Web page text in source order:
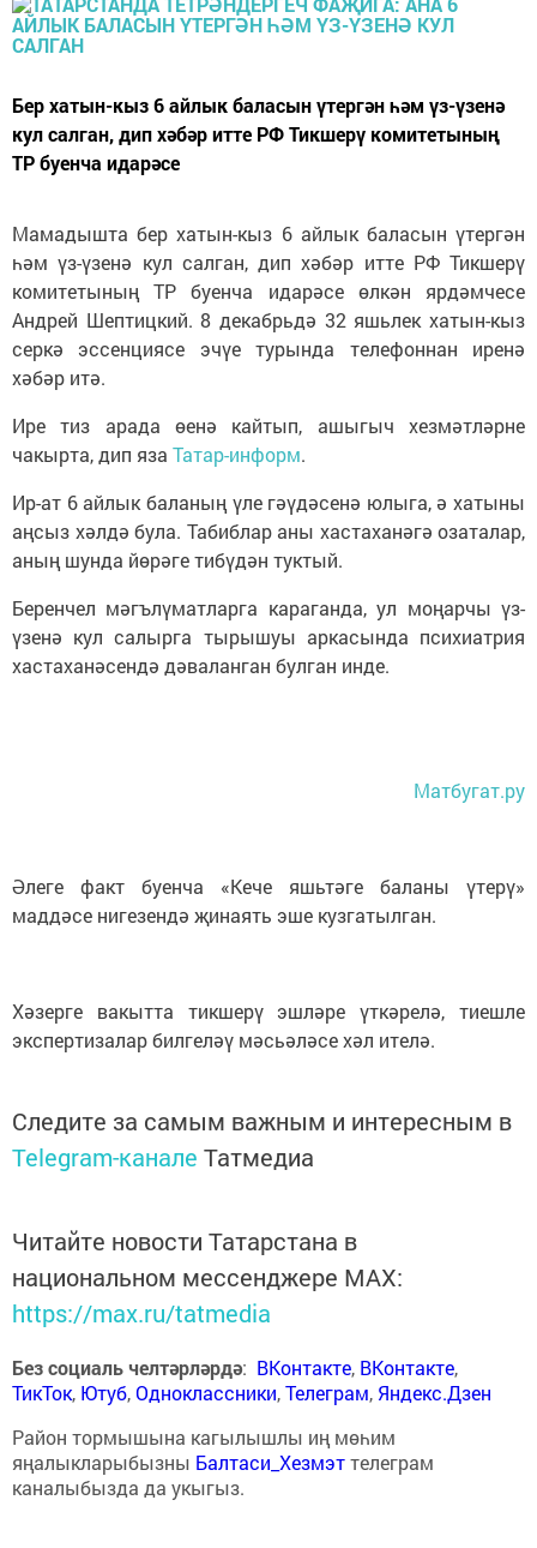
Бер хатын-кыз 6 айлык баласын үтергән һәм үз-үзенә
кул салган, дип хәбәр итте РФ Тикшерү комитетының
ТР буенча идарәсе
Мамадышта бер хатын-кыз 6 айлык баласын үтергән
һәм үз-үзенә кул салган, дип хәбәр итте РФ Тикшерү
комитетының ТР буенча идарәсе өлкән ярдәмчесе
Андрей Шептицкий. 8 декабрьдә 32 яшьлек хатын-кыз
серкә эссенциясе эчүе турында телефоннан иренә
хәбәр итә.
Ире тиз арада өенә кайтып, ашыгыч хезмәтләрне
чакырта, дип яза Татар-информ.
Ир-ат 6 айлык баланың үле гәүдәсенә юлыга, ә хатыны
аңсыз хәлдә була. Табиблар аны хастаханәгә озаталар,
аның шунда йөрәге тибүдән туктый.
Беренчел мәгълүматларга караганда, ул моңарчы үз-
үзенә кул салырга тырышуы аркасында психиатрия
хастаханәсендә дәваланган булган инде.
Матбугат.ру
Әлеге факт буенча «Кече яшьтәге баланы үтерү»
маддәсе нигезендә җинаять эше кузгатылган.
Хәзерге вакытта тикшерү эшләре үткәрелә, тиешле
экспертизалар билгеләү мәсьәләсе хәл ителә.
Следите за самым важным и интересным в
Telegram-канале Татмедиа
Читайте новости Татарстана в
национальном мессенджере MАХ:
https://max.ru/tatmedia
Без социаль челтәрләрдә: ВКонтакте, ВКонтакте,
ТикТок, Ютуб,Одноклассники,Телеграм, Яндекс.Дзен
Район тормышына кагылышлы иң мөһим
яңалыкларыбызны Балтаси_Хезмэттелеграм
каналыбызда да укыгыз.